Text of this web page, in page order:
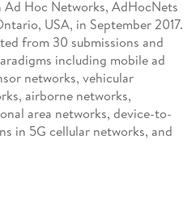
Hoc Networks, AdHocNets
USA, in September 2017.
from 30 submissions and
including mobile ad
networks, vehicular
airborne networks,
area networks, device-to-
in 5G cellular networks, and